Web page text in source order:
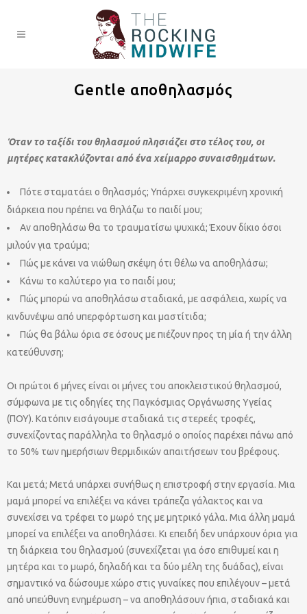
Gentle αποθηλασμός
Όταν το ταξίδι του θηλασμού πλησιάζει στο τέλος του, οι
μητέρες κατακλύζονται από ένα χείμαρρο συναισθημάτων.
Πότε σταματάει ο θηλασμός; Υπάρχει συγκεκριμένη χρονική
διάρκεια που πρέπει να θηλάζω το παιδί μου;
Αν αποθηλάσω θα το τραυματίσω ψυχικά; Έχουν δίκιο όσοι
μιλούν για τραύμα;
Πώς με κάνει να νιώθωη σκέψη ότι θέλω να αποθηλάσω;
Κάνω το καλύτερο για το παιδί μου;
Πώς μπορώ να αποθηλάσω σταδιακά, με ασφάλεια, χωρίς να
κινδυνέψω από υπερφόρτωση και μαστίτιδα;
Πώς θα βάλω όρια σε όσους με πιέζουν προς τη μία ή την άλλη
κατεύθυνση;
Οι πρώτοι 6 μήνες είναι οι μήνες του αποκλειστικού θηλασμού,
σύμφωνα με τις οδηγίες της Παγκόσμιας Οργάνωσης Υγείας
(ΠΟΥ). Κατόπιν εισάγουμε σταδιακά τις στερεές τροφές,
συνεχίζοντας παράλληλα το θηλασμό ο οποίος παρέχει πάνω από
το 50% των ημερήσιων θερμιδικών απαιτήσεων του βρέφους.
Και μετά; Μετά υπάρχει συνήθως η επιστροφή στην εργασία. Μια
μαμά μπορεί να επιλέξει να κάνει τράπεζα γάλακτος και να
συνεχίσει να τρέφει το μωρό της με μητρικό γάλα. Μια άλλη μαμά
μπορεί να επιλέξει να αποθηλάσει. Κι επειδή δεν υπάρχουν όρια για
τη διάρκεια του θηλασμού (συνεχίζεται για όσο επιθυμεί και η
μητέρα και το μωρό, δηλαδή και τα δύο μέλη της δυάδας), είναι
σημαντικό να δώσουμε χώρο στις γυναίκες που επιλέγουν – μετά
από υπεύθυνη ενημέρωση – να αποθηλάσουν ήπια, σταδιακά και